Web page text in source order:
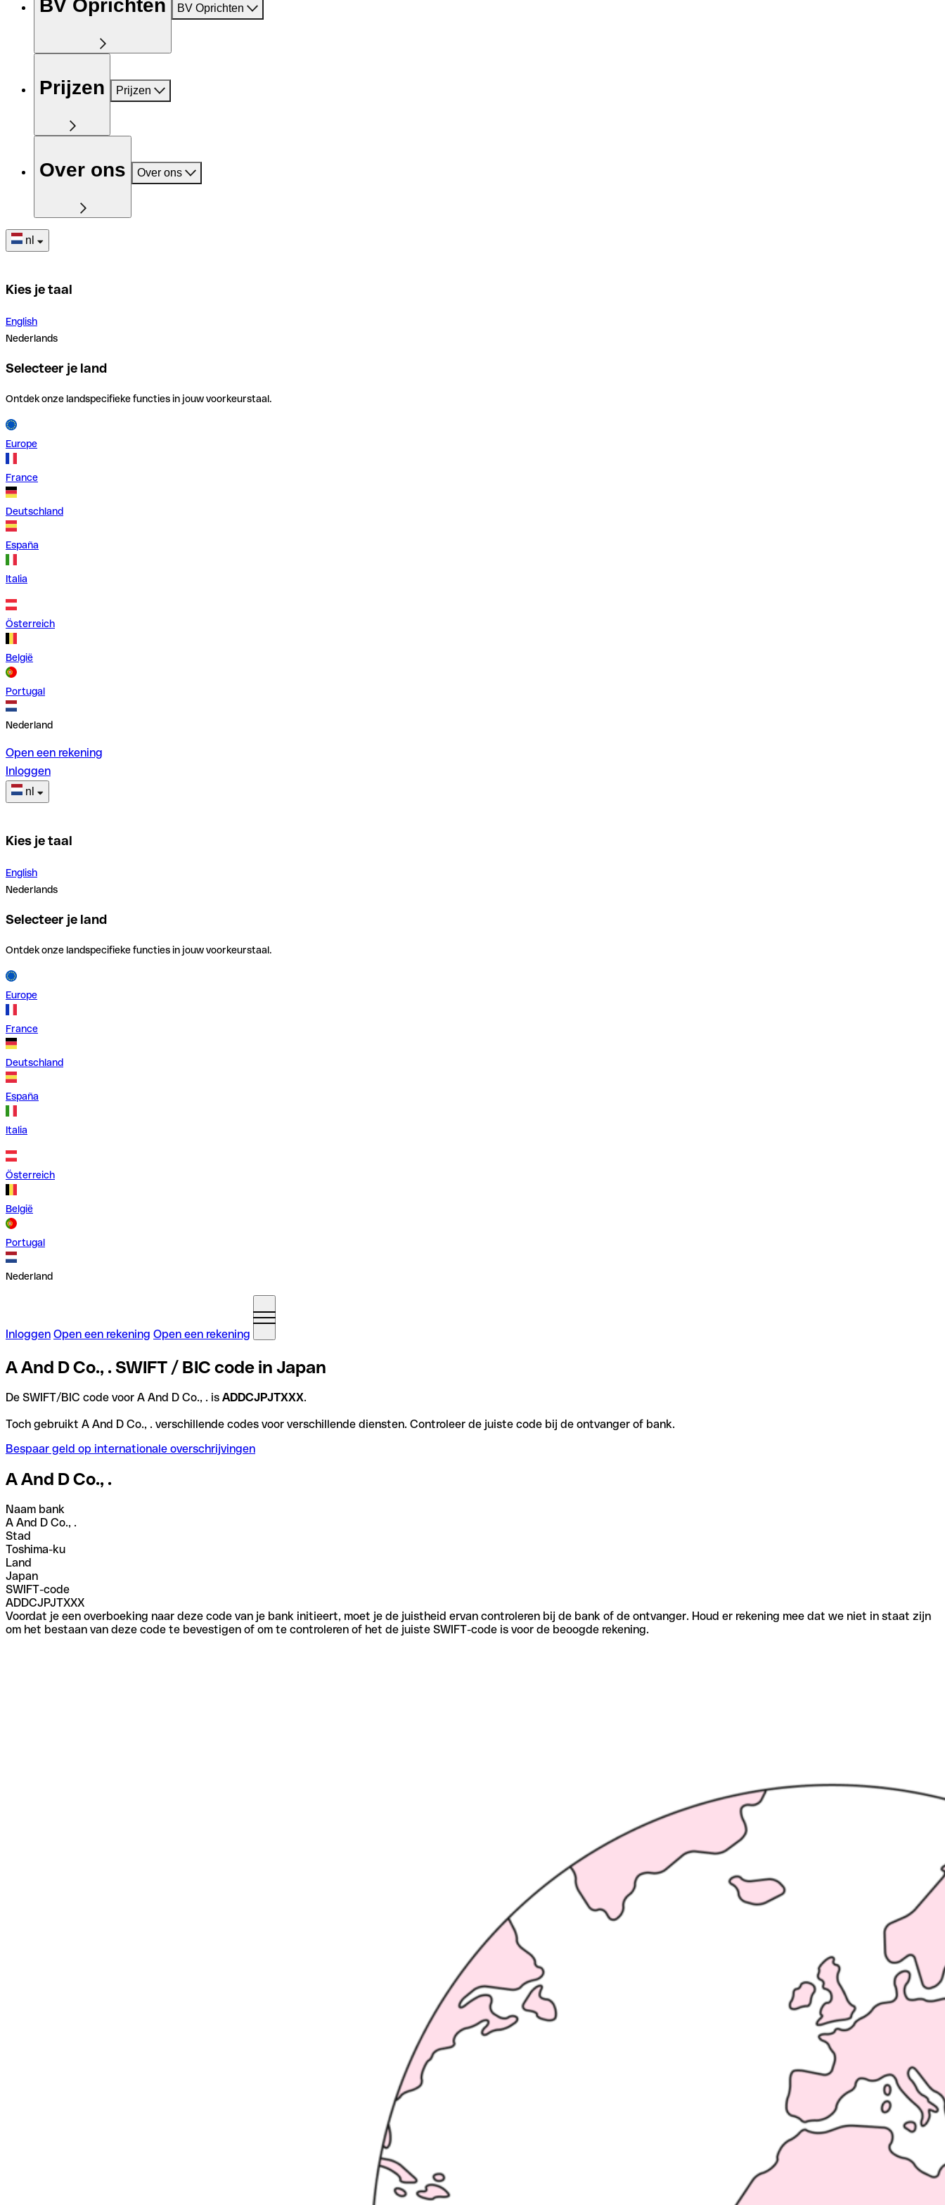
BV Oprichten BV Oprichten
Prijzen Prijzen
Over ons Over ons
nl
Kies je taal
English
Nederlands
Selecteer je land
Ontdek onze landspecifieke functies in jouw voorkeurstaal.
Europe
France
Deutschland
España
Italia
Österreich
België
Portugal
Nederland
Open een rekening
Inloggen
nl
Kies je taal
English
Nederlands
Selecteer je land
Ontdek onze landspecifieke functies in jouw voorkeurstaal.
Europe
France
Deutschland
España
Italia
Österreich
België
Portugal
Nederland
Inloggen Open een rekening Open een rekening
A And D Co., . SWIFT / BIC code in Japan
De SWIFT/BIC code voor A And D Co., . is ADDCJPJTXXX.
Toch gebruikt A And D Co., . verschillende codes voor verschillende diensten. Controleer de juiste code bij de ontvanger of bank.
Bespaar geld op internationale overschrijvingen
A And D Co., .
Naam bank
A And D Co., .
Stad
Toshima-ku
Land
Japan
SWIFT-code
ADDCJPJTXXX
Voordat je een overboeking naar deze code van je bank initieert, moet je de juistheid ervan controleren bij de bank of de ontvanger. Houd er rekening mee dat we niet in staat zijn
om het bestaan van deze code te bevestigen of om te controleren of het de juiste SWIFT-code is voor de beoogde rekening.